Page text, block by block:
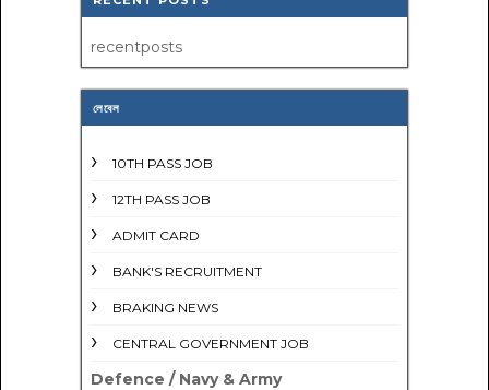
recentposts
লেবেল
10TH PASS JOB
12TH PASS JOB
ADMIT CARD
BANK'S RECRUITMENT
BRAKING NEWS
CENTRAL GOVERNMENT JOB
Defence / Navy & Army